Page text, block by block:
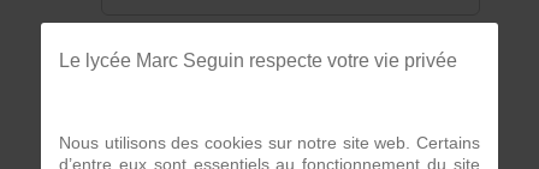
UNSS
Dossiers à télécharger
Le lycée Marc Seguin respecte votre vie privée
Nous utilisons des cookies sur notre site web. Certains
d’entre eux sont essentiels au fonctionnement du site